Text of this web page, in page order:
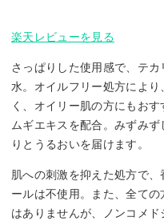
楽天レビューを見る
さっぱりした使用感で、テ
水。オイルフリー処方により
く、オイリー肌の方にもお
ムギエキスを配合。みずみ
りとうるおいを届けます。
肌への刺激を抑えた処方で
ールは不使用。また、全て
はありませんが、ノンコメド